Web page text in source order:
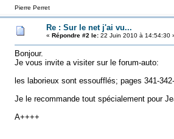
Pierre Perret
Re : Sur le net j'ai vu...
« Répondre #2 le:22 Juin 2010 à 14:54:30
Bonjour.
Je vous invite a visiter sur le forum-auto:
les laborieux sont essoufflés; pages 341-
Je le recommande tout spécialement pour
A++++